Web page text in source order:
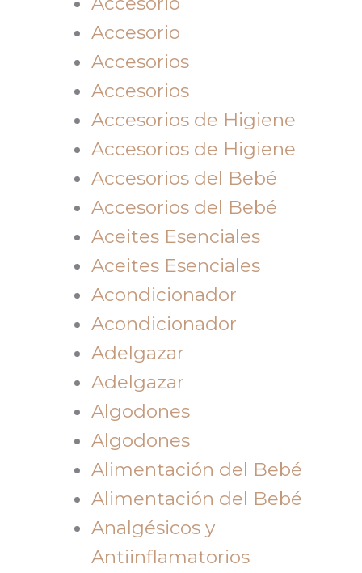
Accesorio
Accesorios
Accesorios
Accesorios de Higiene
Accesorios de Higiene
Accesorios del Bebé
Accesorios del Bebé
Aceites Esenciales
Aceites Esenciales
Acondicionador
Acondicionador
Adelgazar
Adelgazar
Algodones
Algodones
Alimentación del Bebé
Alimentación del Bebé
Analgésicos y
Antiinflamatorios